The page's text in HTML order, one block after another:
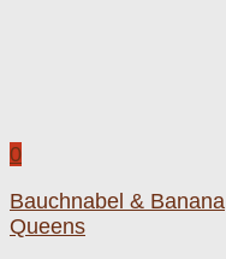
0
Bauchnabel & Banana
Queens